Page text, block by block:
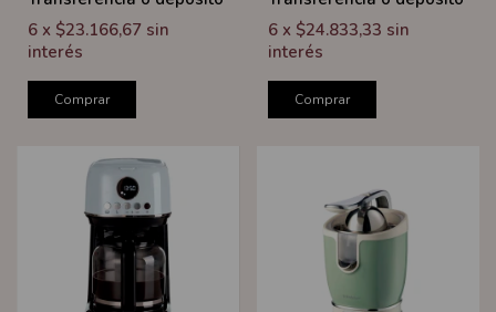
6 x $23.166,67 sin
interés
Comprar
6 x $24.833,33 sin
interés
Comprar